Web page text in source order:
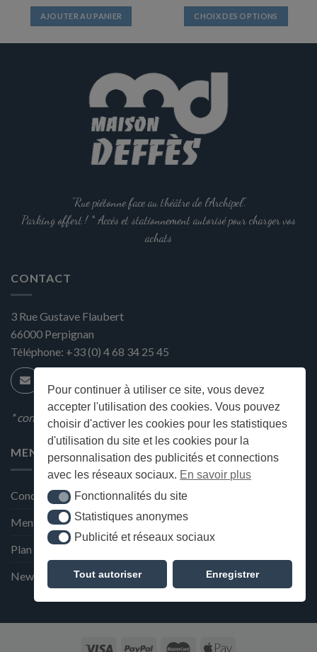
Pour continuer à utiliser ce site, vous devez
accepter l'utilisation des cookies. Vous pouvez
choisir d'activer les cookies pour les statistiques
d'utilisation du site et les cookies pour la
personnalisation des publicités et connections
avec les réseaux sociaux. En savoir plus
Fonctionnalités du site
Fonctionnalités du site
Statistiques anonymes
Statistiques anonymes
Publicité et réseaux sociaux
Publicité et réseaux sociaux
Tout autoriser Enregistrer
AJOUTER AU PANIER CHOIX DES OPTIONS
la
du
"Rue piétonne face au théâtre de l'Archipel".
Parking offert ! * Accès et stationnement autorisé pour charger vos
achats
CONTACT
3 Rue Gustave Flaubert
66000 Perpignan
Téléphone: +33 (0) 4 68 34 25 45
* condition en magasin
MENU
Conditions générales de ventes
Mentions Légales et Politique de confidentialité
Plan du site
Newsletter de la Maison Deffès